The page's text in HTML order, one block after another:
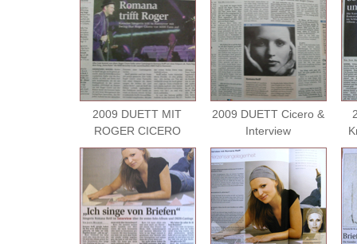
2009 DUETT MIT
ROGER CICERO
2009 DUETT Cicero &
Interview